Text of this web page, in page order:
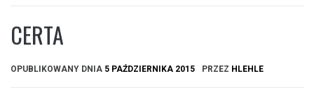
CERTA
OPUBLIKOWANY DNIA 5 PAŹDZIERNIKA 2015 PRZEZ HLEHLE